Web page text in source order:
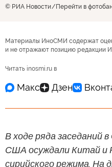
© РИА Новости Перейти в
Материалы ИноСМИ содержат
и не отражают позицию редакции
Читать inosmi.ru в
В ходе ряда заседаний
США осуждали Китай и
сирийского режима. На